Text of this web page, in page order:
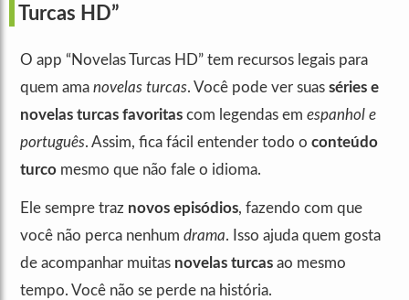
Turcas HD”
O app “Novelas Turcas HD” tem recursos legais para
quem ama novelas turcas. Você pode ver suas séries e
novelas turcas favoritas com legendas em espanhol e
português. Assim, fica fácil entender todo o conteúdo
turco mesmo que não fale o idioma.
Ele sempre traz novos episódios, fazendo com que
você não perca nenhum drama. Isso ajuda quem gosta
de acompanhar muitas novelas turcas ao mesmo
tempo. Você não se perde na história.